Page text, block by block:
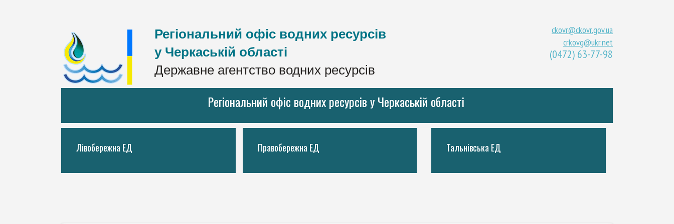
Регіональний офіс водних ресурсів
у Черкаській області
Державне агентство водних ресурсів
ckovr@ckovr.gov.ua
crkovg@ukr.net
(0472) 63-77-98
Регіональний офіс водних ресурсів у Черкаській області
Лівобережна ЕД Правобережна ЕД Тальнiвська ЕД